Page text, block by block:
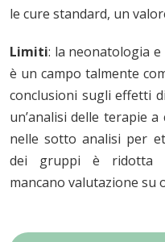
le cure standard, un
Limiti: la neonatologia
è un campo talmente
conclusioni sugli effetti
un’analisi delle terapie
nelle sotto analisi per
dei gruppi è ridotta
mancano valutazione su